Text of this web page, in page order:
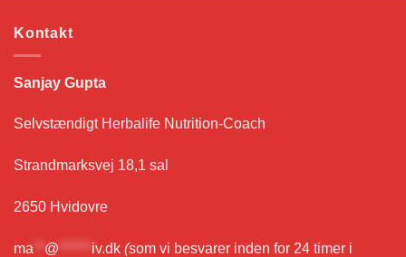
Kontakt
Sanjay Gupta
Selvstændigt Herbalife Nutrition-Coach
Strandmarksvej 18,1 sal
2650 Hvidovre
ma @ iv.dk (som vi besvarer inden for 24 timer i